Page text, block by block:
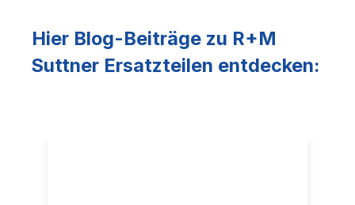
Hier Blog-Beiträge zu R+M
Suttner Ersatzteilen entdecken: